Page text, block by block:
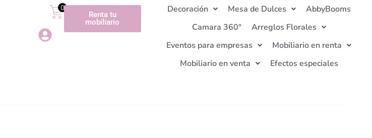
0
Renta tu
mobiliario
Decoración Mesa de Dulces
AbbyBooms
Camara 360°
Arreglos Florales
Eventos para empresas
Mobiliario en renta
Mobiliario en venta
Efectos especiales